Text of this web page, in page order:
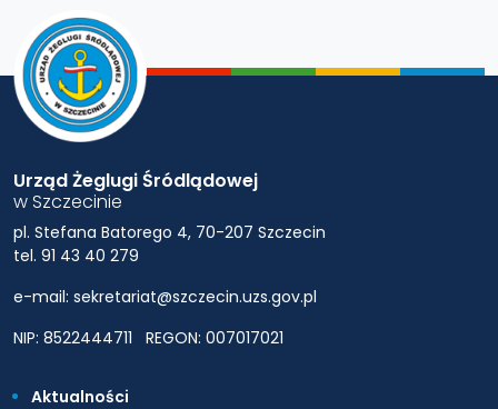
Urząd Żeglugi Śródlądowej
w Szczecinie
pl. Stefana Batorego 4, 70-207 Szczecin
tel. 91 43 40 279
e-mail: sekretariat@szczecin.uzs.gov.pl
NIP: 8522444711
REGON: 007017021
Aktualności